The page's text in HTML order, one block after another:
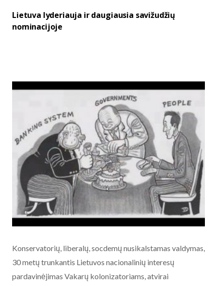
Lietuva lyderiauja ir daugiausia savižudžių
nominacijoje
Konservatorių, liberalų, socdemų nusikalstamas valdymas,
30 metų trunkantis Lietuvos nacionalinių interesų
pardavinėjimas Vakarų kolonizatoriams, atvirai